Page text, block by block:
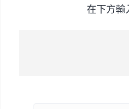
在下方輸